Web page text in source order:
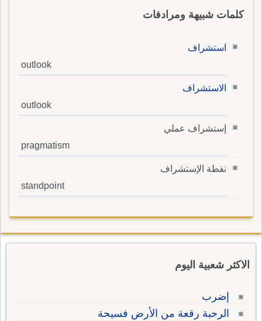
كلمات شبيهة ومرادفات
استشراف
outlook
الاستشراف
outlook
إستشراف عملي
pragmatism
نقطة الإستشراف
standpoint
الاكثر شعبية اليوم
إضرب
الرحبة رقعة من الأرض فسيحة